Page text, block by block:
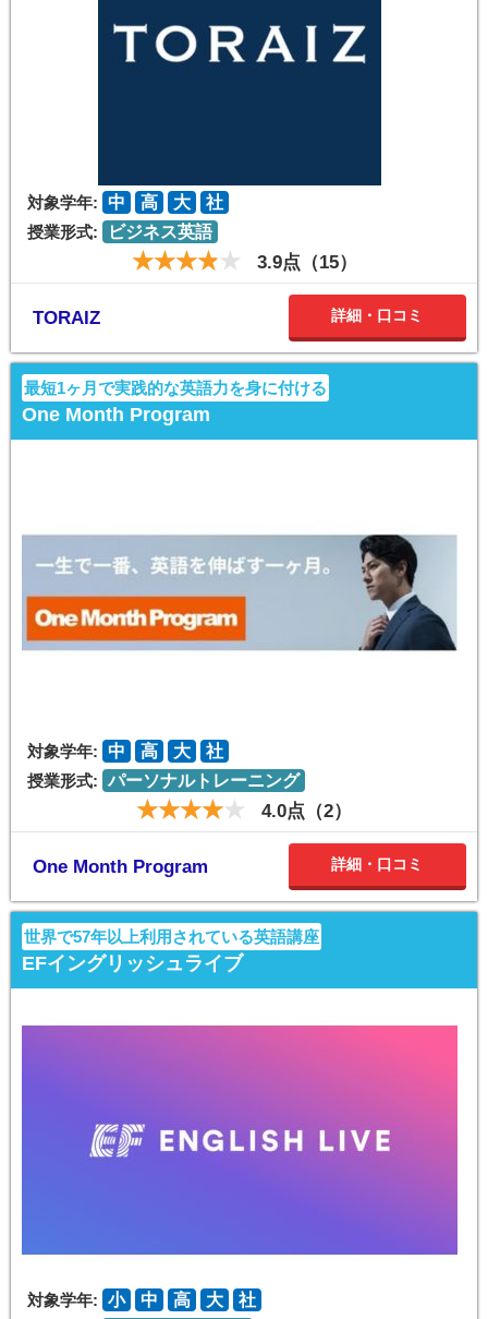
対象学年: 中 高 大
社
授業形式:
ビジネス英語
3.9点（15）
TORAIZ 詳細・口コミ
最短1ヶ月で実践的な英語力を身に付ける
One Month Program
対象学年: 中 高 大
社
授業形式: パーソナルトレーニング
4.0点（2）
One Month Program 詳細・口コミ
世界で57年以上利用されている英語講座
EFイングリッシュライブ
対象学年: 小 中 高 大
社